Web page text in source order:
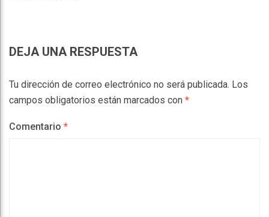
DEJA UNA RESPUESTA
Tu dirección de correo electrónico no será publicada. Los
campos obligatorios están marcados con *
Comentario *